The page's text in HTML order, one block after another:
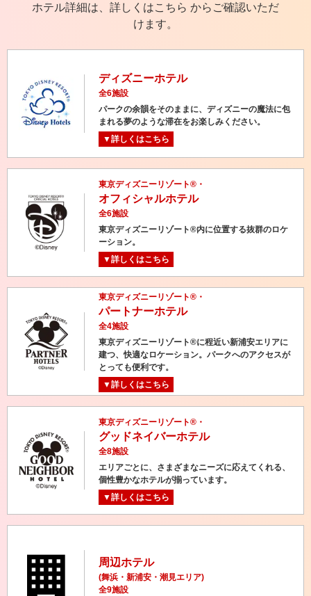
ホテル詳細は、詳しくはこちら からご確認いただ
けます。
ディズニーホテル
全6施設
パークの余韻をそのままに、ディズニーの魔法に包
まれる夢のような滞在をお楽しみください。
▼詳しくはこちら
東京ディズニーリゾート®・
オフィシャルホテル
全6施設
東京ディズニーリゾート®内に位置する抜群のロケ
ーション。
▼詳しくはこちら
東京ディズニーリゾート®・
パートナーホテル
全4施設
東京ディズニーリゾート®に程近い新浦安エリアに
建つ、快適なロケーション。パークへのアクセスが
とっても便利です。
▼詳しくはこちら
東京ディズニーリゾート®・
グッドネイバーホテル
全8施設
エリアごとに、さまざまなニーズに応えてくれる、
個性豊かなホテルが揃っています。
▼詳しくはこちら
周辺ホテル
(舞浜・新浦安・潮見エリア)
全9施設